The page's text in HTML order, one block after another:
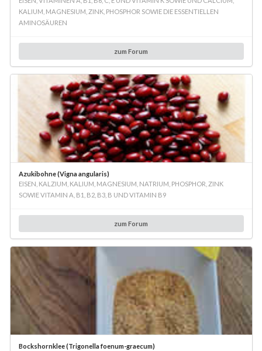
KALIUM, MAGNESIUM, ZINK, PHOSPHOR SOWIE DIE ESSENTIELLEN
AMINOSÄUREN
zum Forum
Azukibohne (Vigna angularis)
EISEN, KALZIUM, KALIUM, MAGNESIUM, NATRIUM, PHOSPHOR, ZINK
SOWIE VITAMIN A, B1, B2, B3, B UND VITAMIN B9
zum Forum
Bockshornklee (Trigonella foenum-graecum)